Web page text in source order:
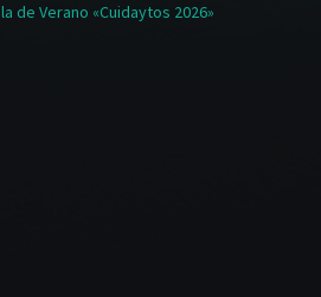
de Verano «Cuidaytos 2026»